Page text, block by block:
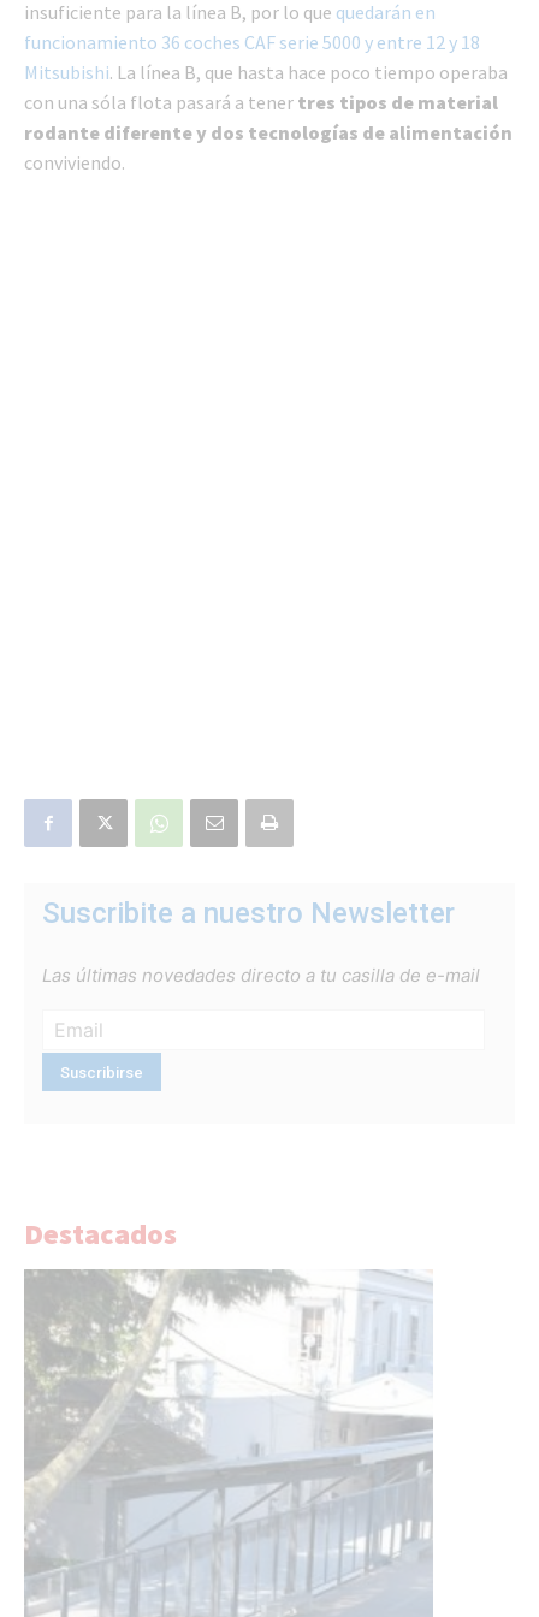
insuficiente para la línea B, por lo que quedarán en
funcionamiento 36 coches CAF serie 5000 y entre 12 y 18
Mitsubishi. La línea B, que hasta hace poco tiempo operaba
con una sóla flota pasará a tener tres tipos de material
rodante diferente y dos tecnologías de alimentación
conviviendo.
Suscribite a nuestro Newsletter
Las últimas novedades directo a tu casilla de e-mail
Destacados